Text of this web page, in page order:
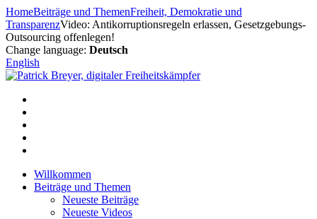
Zum
Inhalt
springen
HomeBeiträge und ThemenFreiheit, Demokratie und
TransparenzVideo: Antikorruptionsregeln erlassen, Gesetzgebungs-
Outsourcing offenlegen!
Change language: Deutsch
English
Willkommen
Beiträge und Themen
Neueste Beiträge
Neueste Videos